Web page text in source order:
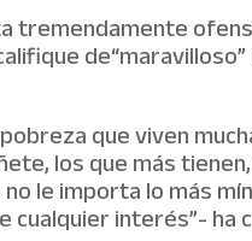
tremendamente
que viven
los que más
le importa lo más
interés”- ha